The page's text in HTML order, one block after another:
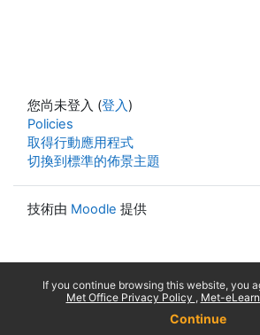
If you continue browsing this website, you
Met Office Privacy Policy
Met-
Continue
您尚未登入 (登入)
Policies
取得行動應用程式
切換到標準的佈景主題
技術由 Moodle 提供